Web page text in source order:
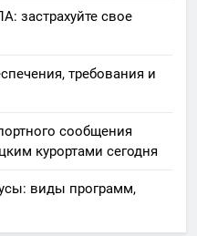
застрахуйте свое
требования и
сообщения
курортами сегодня
виды программ,